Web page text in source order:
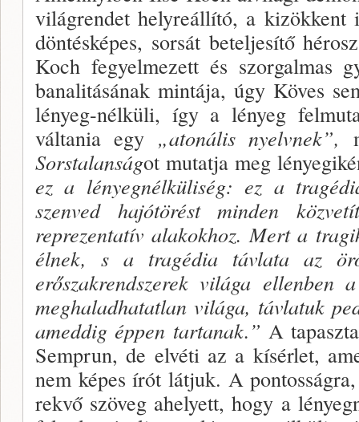
világrendet helyreállító, a kizökkent
döntésképes, sorsát beteljesítő
Koch fe­gyelmezett és szorgalmas
banalitásának mintá­ja, úgy Köves
lényeg-nélküli, így a lényeg
váltania egy „atonális nyelvnek”,
Sorstalanságot mutatja meg
ez a lényegnélküliség: ez a
szenved hajótörést minden
reprezentatív alakokhoz. Mert a
élnek, s a tragédia távlata az
erőszakrendszerek világa el­lenben
meghaladhatatlan világa, távlatuk
ameddig éppen tartanak.” A
Semprun, de elvéti az a kísérlet,
nem képes írót látjuk. A
rekvő szöveg ahelyett, hogy a